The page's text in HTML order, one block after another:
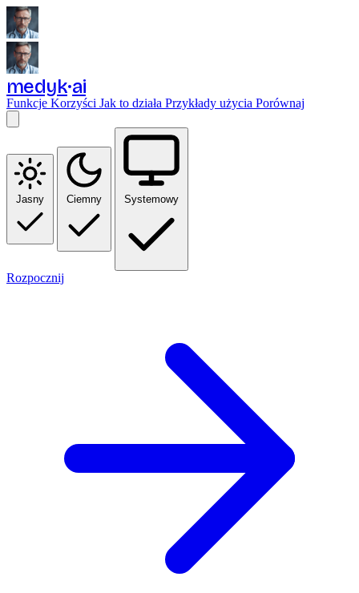
medyk ai
Funkcje Korzyści Jak to działa Przykłady użycia Porównaj
Jasny Ciemny Systemowy
Rozpocznij